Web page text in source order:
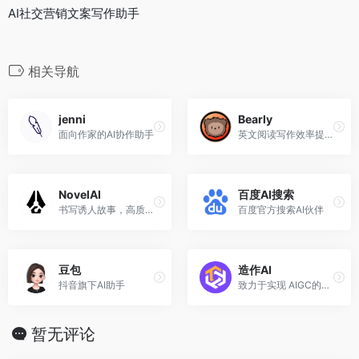
AI社交营销文案写作助手
相关导航
jenni
面向作家的AI协作助手
Bearly
英文阅读写作效率提高10倍
NovelAI
书写诱人故事，高质量文学创作AI工具
百度AI搜索
百度官方搜索AI伙伴
豆包
抖音旗下AI助手
造作AI
致力于实现 AIGC的全能型人工智能
暂无评论